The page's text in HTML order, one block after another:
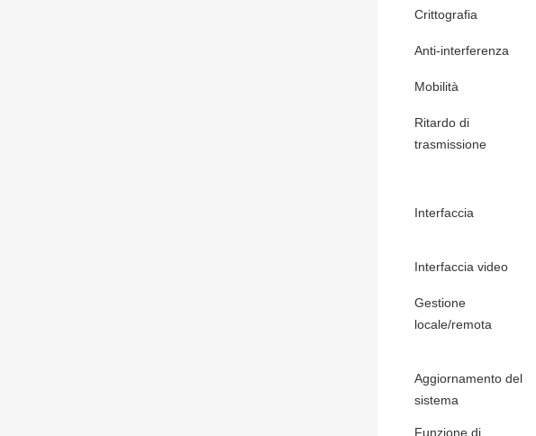
Crittografia
Anti-interferenza
Mobilità
Ritardo di
trasmissione
Interfaccia
Interfaccia video
Gestione
locale/remota
Aggiornamento del
sistema
Funzione di